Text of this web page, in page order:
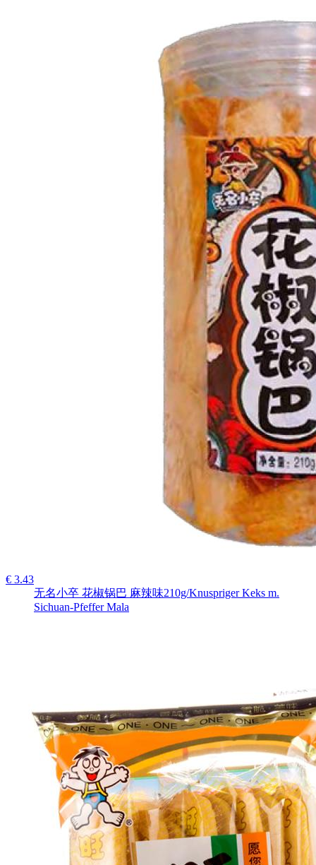
€ 3.43
无名小卒 花椒锅巴 麻辣味210g/Knuspriger Keks m.
Sichuan-Pfeffer Mala